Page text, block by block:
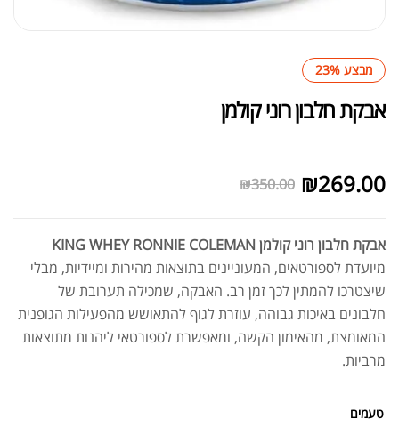
מבצע 23%
אבקת חלבון רוני קולמן
₪350.00 ₪269.00
אבקת חלבון רוני קולמן KING WHEY RONNIE COLEMAN
מיועדת לספורטאים, המעוניינים בתוצאות מהירות ומיידיות, מבלי
שיצטרכו להמתין לכך זמן רב. האבקה, שמכילה תערובת של
חלבונים באיכות גבוהה, עוזרת לגוף להתאושש מהפעילות הגופנית
המאומצת, מהאימון הקשה, ומאפשרת לספורטאי ליהנות מתוצאות
מרביות.
טעמים